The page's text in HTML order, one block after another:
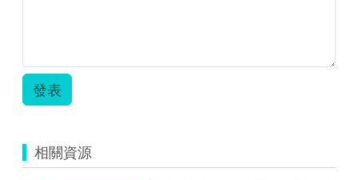
發表
相關資源